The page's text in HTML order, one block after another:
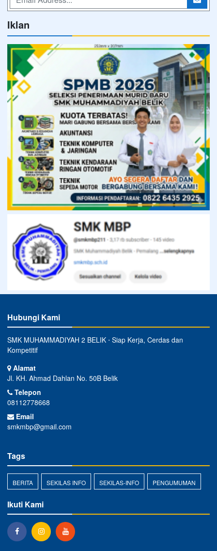
Iklan
Hubungi Kami
SMK MUHAMMADIYAH 2 BELIK ⋅ Siap Kerja, Cerdas dan
Kompetitif
Alamat
Jl. KH. Ahmad Dahlan No. 50B Belik
Telepon
08112778668
Email
smkmbp@gmail.com
Tags
BERITA SEKILAS INFO SEKILAS-INFO PENGUMUMAN
Ikuti Kami